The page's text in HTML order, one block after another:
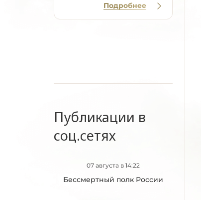
Подробнее
Публикации в
соц.сетях
07 августа в 14:22
Бессмертный полк России